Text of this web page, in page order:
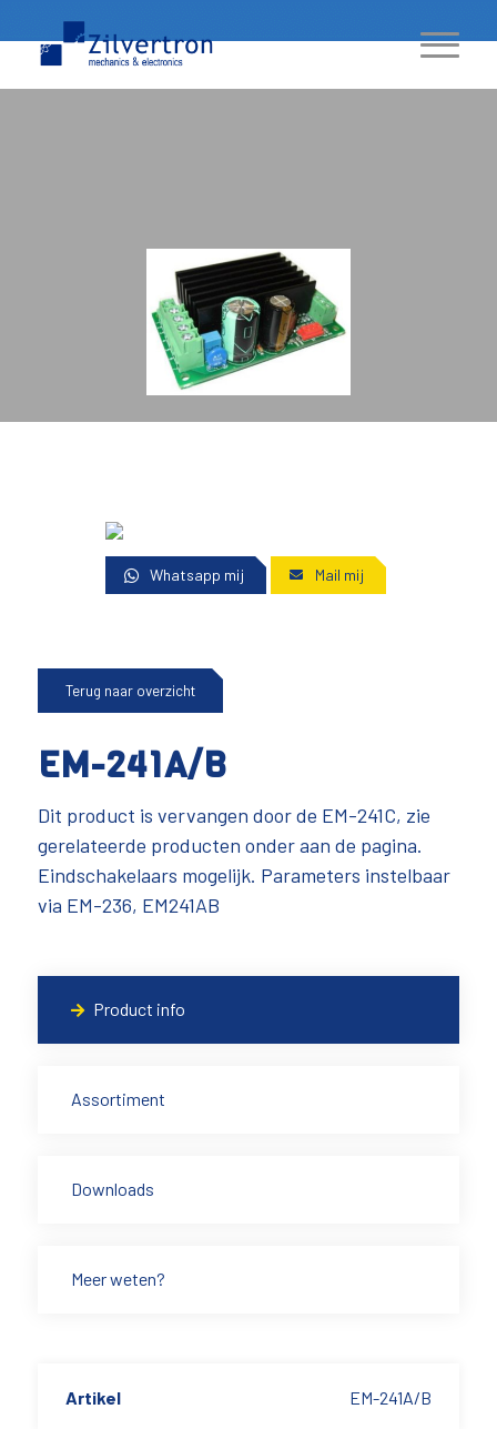
Whatsapp mij Mail mij
Terug naar overzicht
EM-241A/B
Dit product is vervangen door de EM-241C, zie
gerelateerde producten onder aan de pagina.
Eindschakelaars mogelijk. Parameters instelbaar
via EM-236, EM241AB
Product info
Assortiment
Downloads
Meer weten?
Artikel EM-241A/B